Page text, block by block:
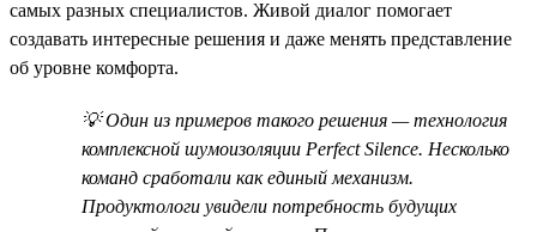
самых разных специалистов. Живой диалог помогает
создавать интересные решения и даже менять представление
об уровне комфорта.
💡 Один из примеров такого решения — технология
комплексной шумоизоляции Perfect Silence. Несколько
команд сработали как единый механизм.
Продуктологи увидели потребность будущих